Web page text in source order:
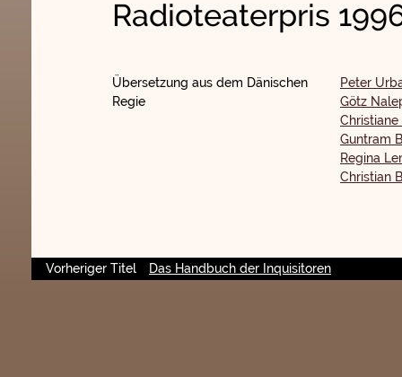
Radioteaterpris
Übersetzung aus dem Dänischen
Peter
Regie
Götz
Guntram
Regina
Christian
Vorheriger Titel Das Handbuch der Inquisitoren